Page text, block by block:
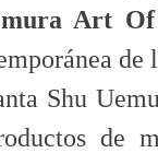
Art
de
Shu
de